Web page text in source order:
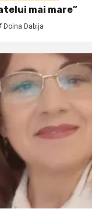
mai mare”
Doina Dabija